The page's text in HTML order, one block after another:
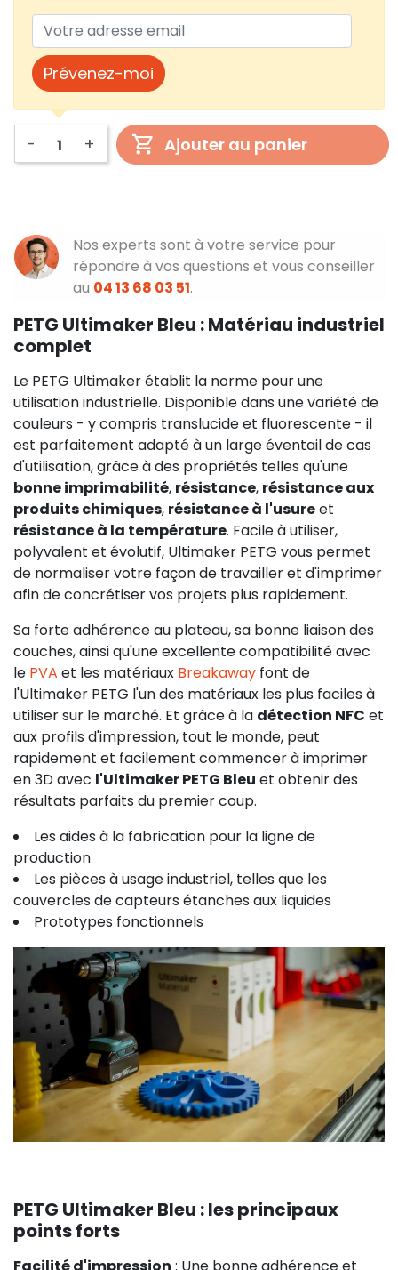
Prévenez-moi
- + Ajouter au panier
Nos experts sont à votre service pour
répondre à vos questions et vous conseiller
au 04 13 68 03 51.
PETG Ultimaker Bleu : Matériau industriel
complet
Le PETG Ultimaker établit la norme pour une
utilisation industrielle. Disponible dans une variété de
couleurs - y compris translucide et fluorescente - il
est parfaitement adapté à un large éventail de cas
d'utilisation, grâce à des propriétés telles qu'une
bonne imprimabilité, résistance, résistance aux
produits chimiques, résistance à l'usureet
résistance à la température. Facile à utiliser,
polyvalent et évolutif, Ultimaker PETG vous permet
de normaliser votre façon de travailler et d'imprimer
afin de concrétiser vos projets plus rapidement.
Sa forte adhérence au plateau, sa bonne liaison des
couches, ainsi qu'une excellente compatibilité avec
le PVA et les matériaux Breakaway font de
l'Ultimaker PETG l'un des matériaux les plus faciles à
utiliser sur le marché. Et grâce à la détection NFC et
aux profils d'impression, tout le monde, peut
rapidement et facilement commencer à imprimer
en 3D avec l'Ultimaker PETG Bleu et obtenir des
résultats parfaits du premier coup.
Les aides à la fabrication pour la ligne de
production
Les pièces à usage industriel, telles que les
couvercles de capteurs étanches aux liquides
Prototypes fonctionnels
PETG Ultimaker Bleu : les principaux
points forts